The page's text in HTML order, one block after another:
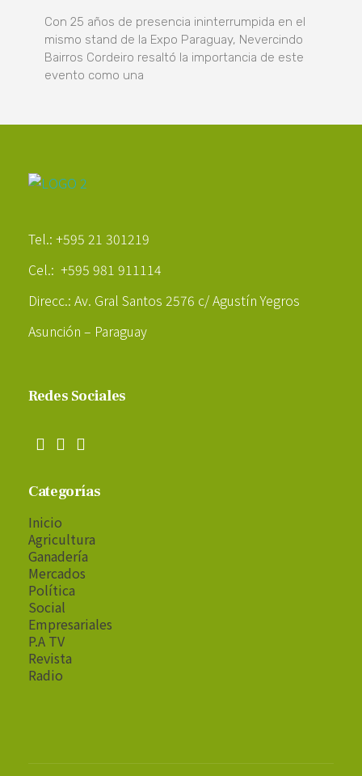
Con 25 años de presencia ininterrumpida en el
mismo stand de la Expo Paraguay, Nevercindo
Bairros Cordeiro resaltó la importancia de este
evento como una
Tel.: +595 21 301219
Cel.: +595 981 911114
Direcc.: Av. Gral Santos 2576 c/ Agustín Yegros
Asunción – Paraguay
Redes Sociales
Categorías
Inicio
Agricultura
Ganadería
Mercados
Política
Social
Empresariales
P.A TV
Revista
Radio